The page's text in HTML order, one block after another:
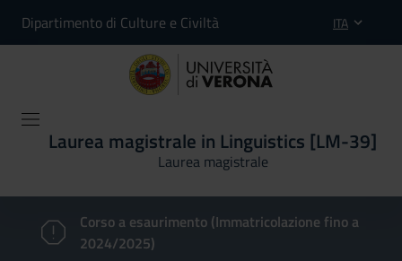
Dipartimento di Culture e Civiltà ITA
Laurea magistrale in Linguistics [LM-39]
Laurea magistrale
Corso a esaurimento (Immatricolazione fino a
2024/2025)